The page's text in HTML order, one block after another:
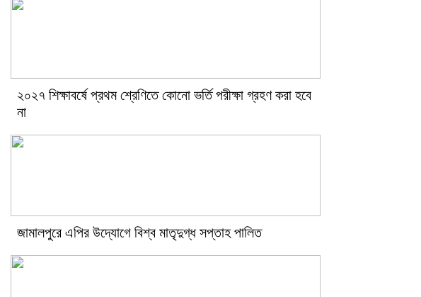
২০২৭ শিক্ষাবর্ষে প্রথম শ্রেণিতে কোনো ভর্তি পরীক্ষা গ্রহণ করা হবে
না
জামালপুরে এপির উদ্যোগে বিশ্ব মাতৃদুগ্ধ সপ্তাহ পালিত